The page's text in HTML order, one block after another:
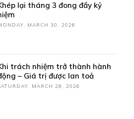
lại tháng 3 đong đầy kỷ
MARCH 30, 2026
trách nhiệm trở thành hành
– Giá trị được lan toả
MARCH 28, 2026